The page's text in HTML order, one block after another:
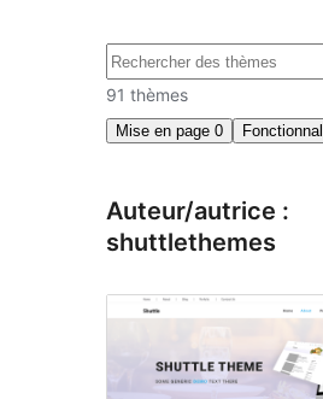
Rechercher
91 thèmes
Mise en page 0
Auteur/autrice :
shuttlethemes